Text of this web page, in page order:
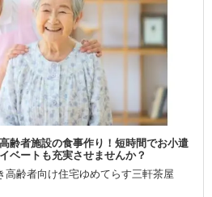
齢者施設の食事作り！短時間でお小遣
ベートも充実させませんか？
高齢者向け住宅ゆめてらす三軒茶屋